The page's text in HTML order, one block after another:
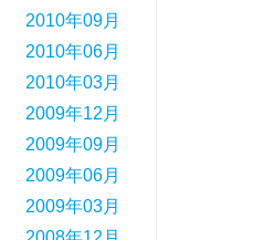
2010年09月
2010年06月
2010年03月
2009年12月
2009年09月
2009年06月
2009年03月